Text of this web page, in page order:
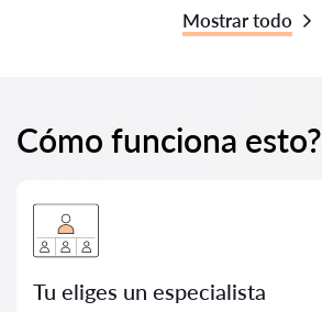
Mostrar todo
Cómo funciona esto?
Tu eliges un especialista